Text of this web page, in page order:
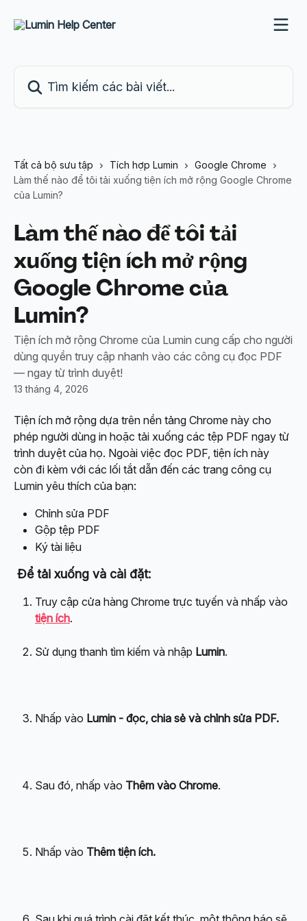
Tất cả bộ sưu tập Tích hợp Lumin
Google Chrome
Làm thế nào để tôi tải xuống tiện ích mở rộng Google Chrome
của Lumin?
Làm thế nào để tôi tải
xuống tiện ích mở rộng
Google Chrome của
Lumin?
Tiện ích mở rộng Chrome của Lumin cung cấp cho người
dùng quyền truy cập nhanh vào các công cụ đọc PDF
— ngay từ trình duyệt!
13 tháng 4, 2026
Tiện ích mở rộng dựa trên nền tảng Chrome này cho
phép người dùng in hoặc tải xuống các tệp PDF ngay từ
trình duyệt của họ. Ngoài việc đọc PDF, tiện ích này
còn đi kèm với các lối tắt dẫn đến các trang công cụ
Lumin yêu thích của bạn:
Chỉnh sửa PDF
Gộp tệp PDF
Ký tài liệu
Để tải xuống và cài đặt:
Truy cập cửa hàng Chrome trực tuyến và nhấp vào
tiện ích.
Sử dụng thanh tìm kiếm và nhập Lumin.
Nhấp vào Lumin - đọc, chia sẻ và chỉnh sửa PDF.
Sau đó, nhấp vào Thêm vào Chrome.
Nhấp vào Thêm tiện ích.